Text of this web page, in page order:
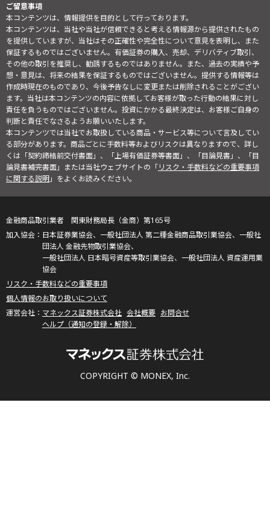
ご留意事項
本コンテンツは、情報提供を目的として行っております。
本コンテンツは、当社や当社が信頼できると考える情報源から提供されたもの
を提供していますが、当社はその正確性や完全性について意見を表明し、また
保証するものではございません。有価証券の購入、売却、デリバティブ取引、
その他の取引を推奨し、勧誘するものではありません。また、過去の実績や予
想・意見は、将来の結果を保証するものではございません。提供する情報等は
作成時現在のものであり、今後予告なしに変更または削除されることがござい
ます。当社は本コンテンツの内容に依拠してお客様が取った行動の結果に対し
責任を負うものではございません。投資にかかる最終決定は、お客様ご自身の
判断と責任でなさるようお願いいたします。
本コンテンツでは当社でお取扱している商品・サービス等について言及してい
る部分があります。商品ごとに手数料等およびリスクは異なりますので、詳し
くは「契約締結前交付書面」、「上場有価証券等書面」、「目論見書」、「目
論見書補完書面」または当社ウェブサイトの「リスク・手数料などの重要事項
に関する説明」をよくお読みください。
COPYRIGHT © MONEX, Inc.
金融商品取引業者 関東財務局長（金商）第165号
日本証券業協会、一般社団法人 第二種金融商品取引業協会、一般社
団法人 金融先物取引業協会、
一般社団法人 日本暗号資産等取引業協会、一般社団法人 資産運用業
協会
リスク・手数料などの重要事項
個人情報のお取り扱いについて
マネックス証券株式会社 会社概要 お問合せ
ヘルプ（通知の登録・解除）